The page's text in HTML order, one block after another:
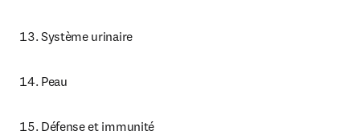
Système urinaire
Peau
Défense et immunité